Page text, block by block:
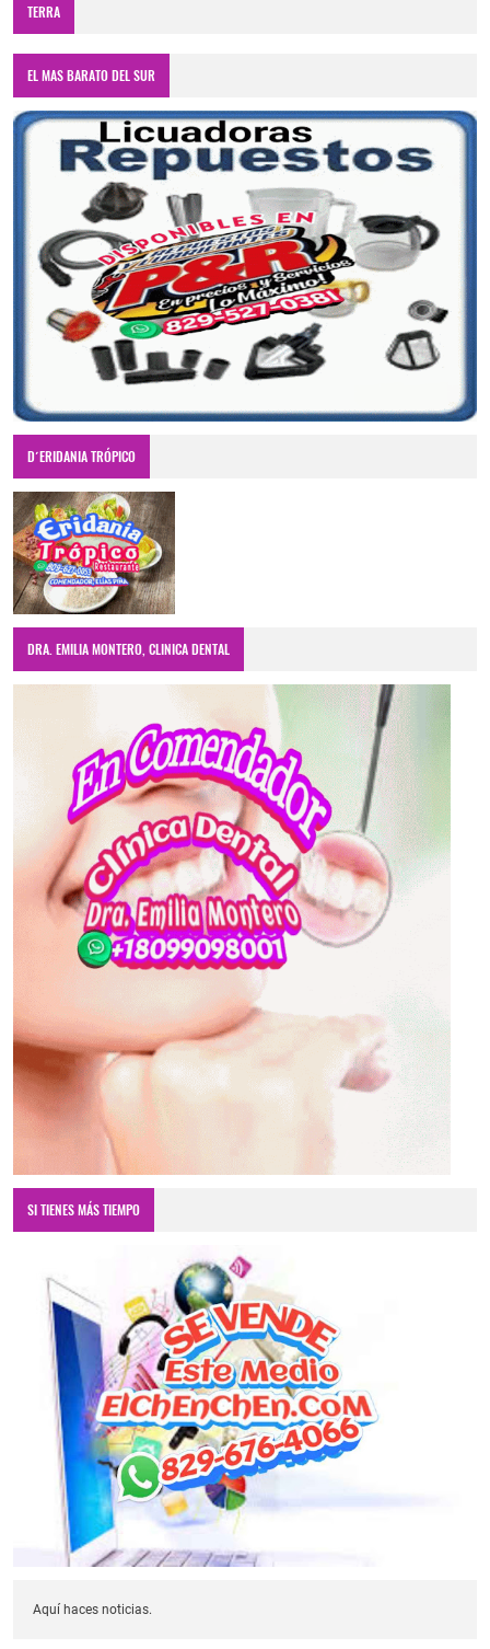
TERRA
EL MAS BARATO DEL SUR
D´ERIDANIA TRÓPICO
DRA. EMILIA MONTERO, CLINICA DENTAL
SI TIENES MÁS TIEMPO
Aquí haces noticias.